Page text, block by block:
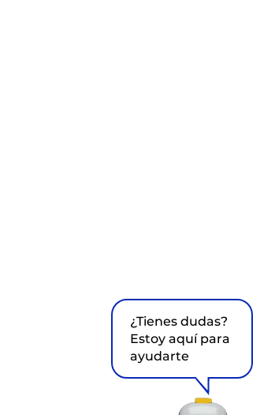
¿Tienes dudas?
Estoy aquí para
ayudarte